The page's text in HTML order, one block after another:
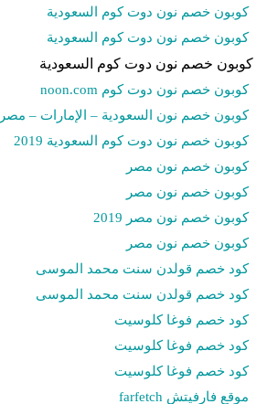
كوبون خصم نون دوت كوم السعودية
كوبون خصم نون دوت كوم السعودية
كوبون خصم نون دوت كوم السعودية
كوبون خصم نون دوت كوم noon.com
كوبون خصم نون السعودية – الإمارات – مصر
كوبون خصم نون دوت كوم السعودية 2019
كوبون خصم نون مصر
كوبون خصم نون مصر
كوبون خصم نون مصر 2019
كوبون خصم نون مصر
كود خصم قولدن سنت محمد الموسى
كود خصم قولدن سنت محمد الموسى
كود خصم فوغا كلوسيت
كود خصم فوغا كلوسيت
كود خصم فوغا كلوسيت
موقع فارفيتش farfetch